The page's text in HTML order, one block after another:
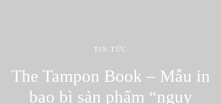
TIN TỨC
The Tampon Book – Mẫu in
bao bì sản phẩm “ngụy